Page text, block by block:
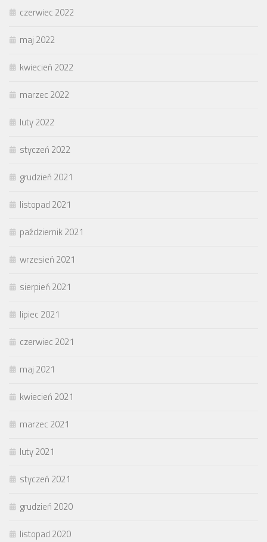
czerwiec 2022
maj 2022
kwiecień 2022
marzec 2022
luty 2022
styczeń 2022
grudzień 2021
listopad 2021
październik 2021
wrzesień 2021
sierpień 2021
lipiec 2021
czerwiec 2021
maj 2021
kwiecień 2021
marzec 2021
luty 2021
styczeń 2021
grudzień 2020
listopad 2020